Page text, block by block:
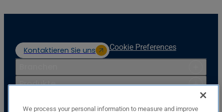
Kontaktieren Sie uns Cookie Preferences
Produkte
We process your personal information to measure and improve